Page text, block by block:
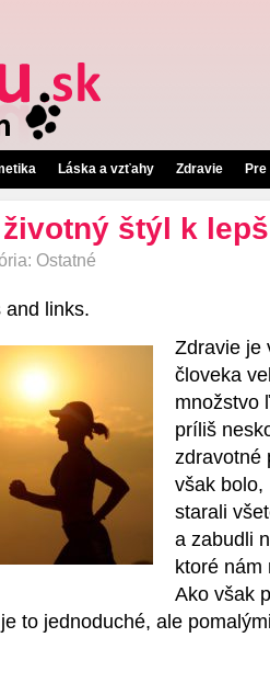
Láska a vzťahy Zdravie
štýl k
Ostatné
and links.
Zdravie je
človeka
množstvo
príliš
zdravotné
však bolo,
starali
a zabudli
ktoré
Ako však
to jednoduché, ale